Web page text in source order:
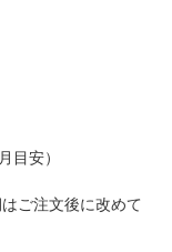
目安）
ご注文後に改めて